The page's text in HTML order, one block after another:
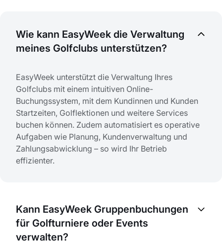
Wie kann EasyWeek die Verwaltung
meines Golfclubs unterstützen?
EasyWeek unterstützt die Verwaltung Ihres
Golfclubs mit einem intuitiven Online-
Buchungssystem, mit dem Kundinnen und Kunden
Startzeiten, Golflektionen und weitere Services
buchen können. Zudem automatisiert es operative
Aufgaben wie Planung, Kundenverwaltung und
Zahlungsabwicklung – so wird Ihr Betrieb
effizienter.
Kann EasyWeek Gruppenbuchungen
für Golfturniere oder Events
verwalten?